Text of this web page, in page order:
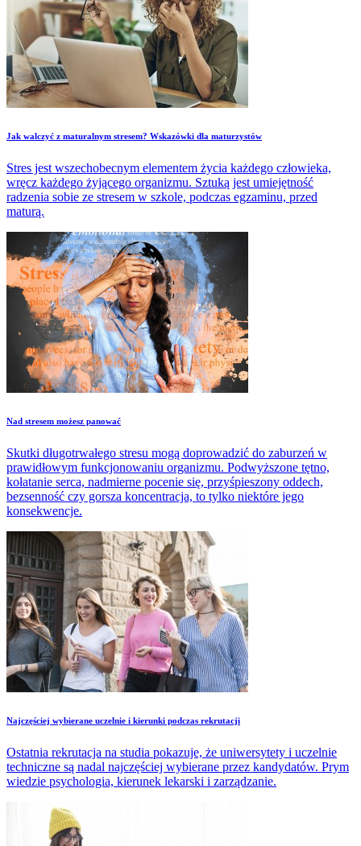
​Jak walczyć z maturalnym stresem? Wskazówki dla maturzystów
Stres jest wszechobecnym elementem życia każdego człowieka,
wręcz każdego żyjącego organizmu. Sztuką jest umiejętność
radzenia sobie ze stresem w szkole, podczas egzaminu, przed
maturą.
Nad stresem możesz panować
Skutki długotrwałego stresu mogą doprowadzić do zaburzeń w
prawidłowym funkcjonowaniu organizmu. Podwyższone tętno,
kołatanie serca, nadmierne pocenie się, przyśpieszony oddech,
bezsenność czy gorsza koncentracja, to tylko niektóre jego
konsekwencje.
Najczęściej wybierane uczelnie i kierunki podczas rekrutacji
Ostatnia rekrutacja na studia pokazuje, że uniwersytety i uczelnie
techniczne są nadal najczęściej wybierane przez kandydatów. Prym
wiedzie psychologia, kierunek lekarski i zarządzanie.